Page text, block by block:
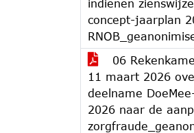
indienen
concept-jaarplan
06
11 maart 2026
deelname
2026 naar de